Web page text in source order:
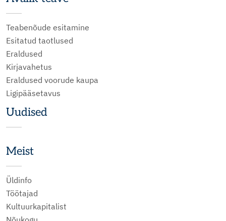
Teabenõude esitamine
Esitatud taotlused
Eraldused
Kirjavahetus
Eraldused voorude kaupa
Ligipääsetavus
Uudised
Meist
Üldinfo
Töötajad
Kultuurkapitalist